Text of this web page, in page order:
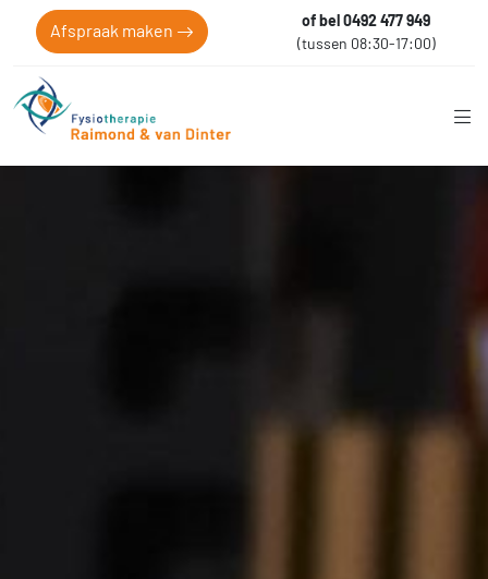
Afspraak maken
of bel 0492 477 949
(tussen 08:30-17:00)